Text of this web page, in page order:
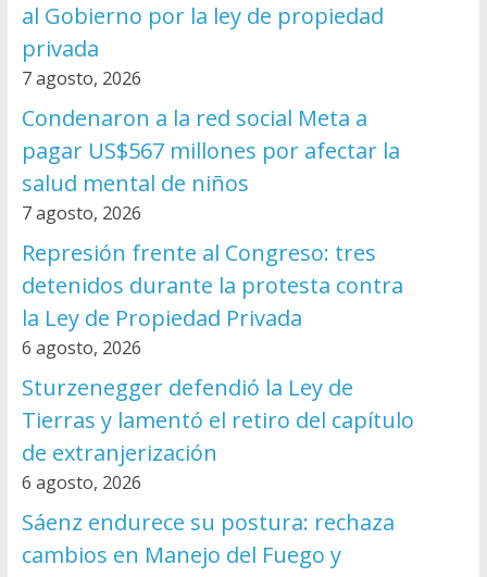
al Gobierno por la ley de propiedad
privada
7 agosto, 2026
Condenaron a la red social Meta a
pagar US$567 millones por afectar la
salud mental de niños
7 agosto, 2026
Represión frente al Congreso: tres
detenidos durante la protesta contra
la Ley de Propiedad Privada
6 agosto, 2026
Sturzenegger defendió la Ley de
Tierras y lamentó el retiro del capítulo
de extranjerización
6 agosto, 2026
Sáenz endurece su postura: rechaza
cambios en Manejo del Fuego y